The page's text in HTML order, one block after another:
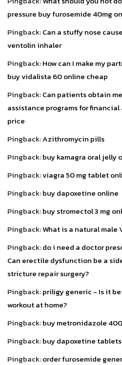
pressure buy furosemide 40mg
Pingback:Can a stuffy nose
ventolin inhaler
Pingback:How can I make my
buy vidalista 60 online cheap
Pingback:Can patients obtain
assistance programs for
price
Pingback:Azithromycin pills
Pingback:buy kamagra oral jelly
Pingback:viagra 50 mg tablet
Pingback:buy dapoxetine online
Pingback:buy stromectol 3 mg
Pingback:What is a natural male
Pingback:do i need a doctor
Can erectile dysfunction be a
stricture repair surgery?
Pingback:priligy generic - Is it
workout at home?
Pingback:buy metronidazole
Pingback:buy dapoxetine tablets
Pingback:order furosemide